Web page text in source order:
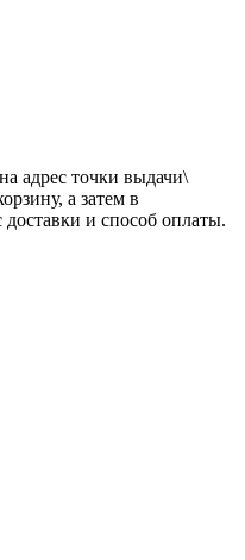
адрес точки выдачи\
а затем в
и способ оплаты.